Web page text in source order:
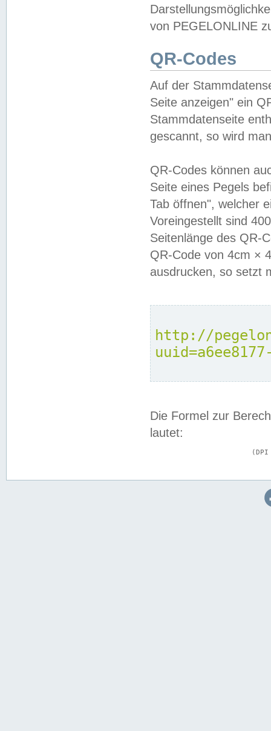
von PEGELONLINE
QR-Codes
Auf der
Seite anzeigen" ein
Stammdatenseite
gescannt, so wird
QR-Codes können
Seite eines Pegels
Tab öffnen", welcher
Voreingestellt sind
Seitenlänge des QR-
QR-Code von 4cm ×
ausdrucken, so setzt
http://
Die Formel zur
lautet: